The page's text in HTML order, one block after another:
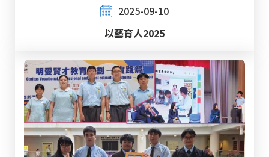
2025-09-10
以藝育人2025